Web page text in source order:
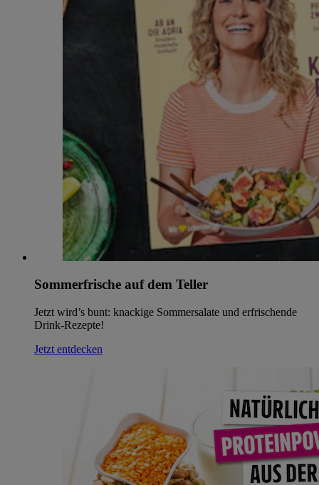
Sommerfrische auf dem Teller
Jetzt wird’s bunt: knackige Sommersalate und erfrischende
Drink-Rezepte!
Jetzt entdecken